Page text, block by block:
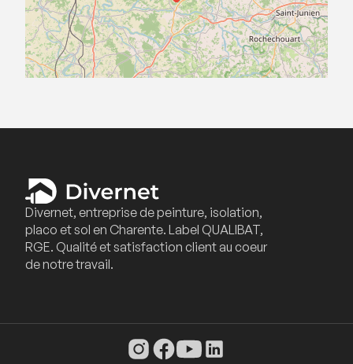
Divernet, entreprise de peinture, isolation,
placo et sol en Charente. Label QUALIBAT,
RGE. Qualité et satisfaction client au coeur
de notre travail.